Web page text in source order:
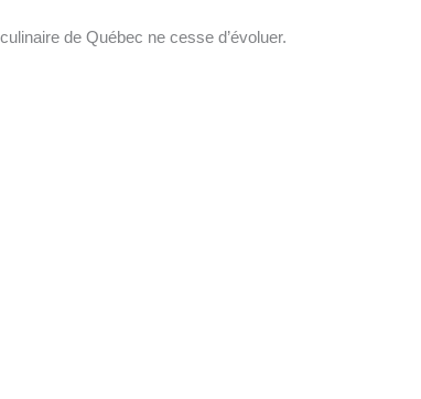
de Québec ne cesse d’évoluer.